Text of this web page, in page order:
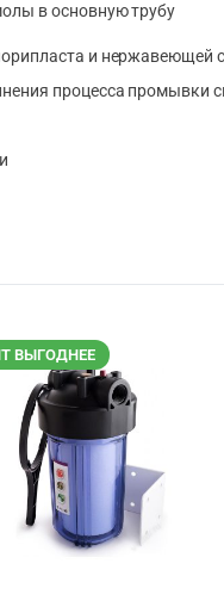
в основную трубу
и нержавеющей
процесса
ВЫГОДНЕЕ